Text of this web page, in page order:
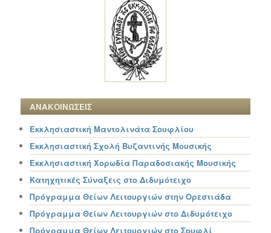
ΑΝΑΚΟΙΝΩΣΕΙΣ
Εκκλησιαστική Μαντολινάτα Σουφλίου
Εκκλησιαστική Σχολή Βυζαντινής Μουσικής
Εκκλησιαστική Χορωδία Παραδοσιακής Μουσικής
Κατηχητικές Σύναξεις στο Διδυμότειχο
Πρόγραμμα Θείων Λειτουργιών στην Ορεστιάδα
Πρόγραμμα Θείων Λειτουργιών στο Διδυμότειχο
Πρόγραμμα Θείων Λειτουργιών στο Σουφλί